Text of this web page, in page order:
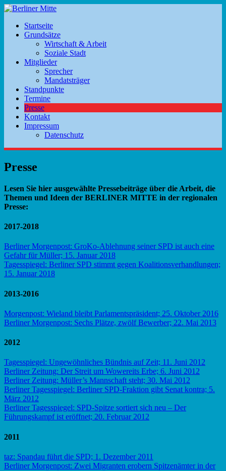
Startseite
Grundsätze
Wirtschaft & Arbeit
Soziale Stadt
Mitglieder
Sprecher
Mandatsträger
Standpunkte
Termine
Presse
Kontakt
Impressum
Datenschutz
Presse
Lesen Sie hier ausgewählte Pressebeiträge über die Arbeit, die
Themen und Ideen der BERLINER MITTE in der regionalen
Presse:
2017-2018
Berliner Morgenpost: GroKo-Ablehnung seiner SPD ist auch eine
Gefahr für Müller; 15. Januar 2018
Tagesspiegel: Berliner SPD stimmt gegen Koalitionsverhandlungen;
15. Januar 2018
2013-2016
Morgenpost: Wieland bleibt Parlamentspräsident; 25. Oktober 2016
Berliner Morgenpost: Sechs Plätze, zwölf Bewerber; 22. Mai 2013
2012
Tagesspiegel: Ungewöhnliches Bündnis auf Zeit; 11. Juni 2012
Berliner Zeitung: Der Streit um Wowereits Erbe; 6. Juni 2012
Berliner Zeitung: Müller’s Mannschaft steht; 30. Mai 2012
Berliner Tagesspiegel: Berliner SPD-Fraktion gibt Senat kontra; 5.
März 2012
Berliner Tagesspiegel: SPD-Spitze sortiert sich neu – Der
Führungskampf ist eröffnet; 20. Februar 2012
2011
taz: Spandau führt die SPD; 1. Dezember 2011
Berliner Morgenpost: Zwei Migranten erobern Spitzenämter in der